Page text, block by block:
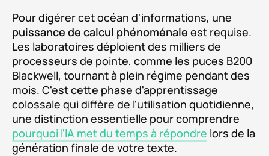
Pour digérer cet océan d'informations, une
puissance de calcul phénoménale est requise.
Les laboratoires déploient des milliers de
processeurs de pointe, comme les puces B200
Blackwell, tournant à plein régime pendant des
mois. C'est cette phase d'apprentissage
colossale qui diffère de l'utilisation quotidienne,
une distinction essentielle pour comprendre
pourquoi l'IA met du temps à répondre lors de la
génération finale de votre texte.